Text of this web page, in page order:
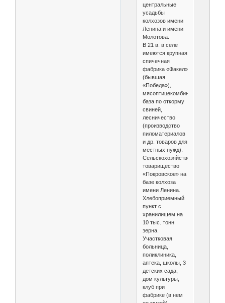
центральные
усадьбы
колхозов имени
Ленина и имени
Молотова.
В 21 в. в селе
имеются крупная
спичечная
фабрика «Факел»
(бывшая
«Победа»),
мясоптицекомбинат,
база по откорму
свиней,
лесничество
(производство
пиломатериалов
и др. товаров для
местных нужд).
Сельскохозяйственное
товарищество
«Покровское» на
базе колхоза
имени Ленина.
Хлебоприемный
пункт с
хранилищем на
10 тыс. тонн
зерна.
Участковая
больница,
поликлиника,
аптека, школы, 3
детских сада,
дом культуры,
клуб при
фабрике (в нем